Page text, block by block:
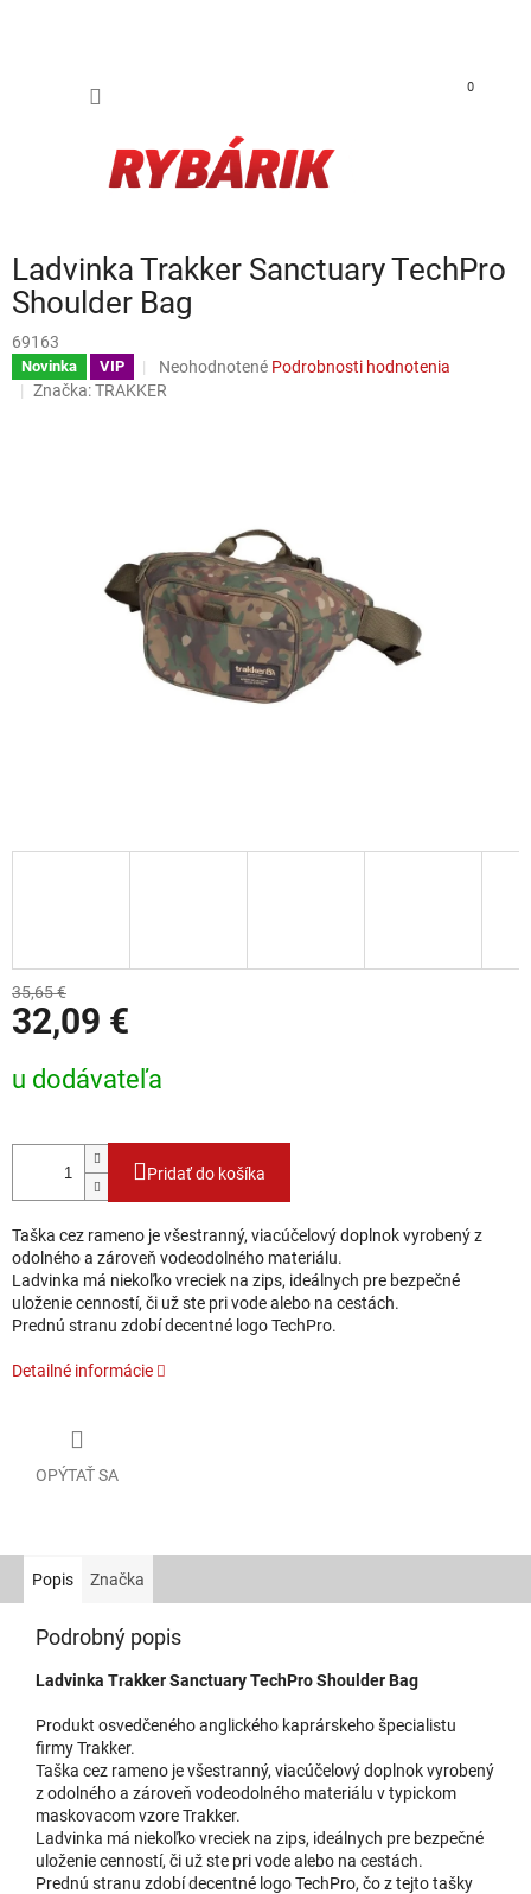
0
Ladvinka Trakker Sanctuary TechPro
Shoulder Bag
69163
Novinka VIP Priemerné hodnotenie produktu je 0,0 z 5
Neohodnotené Podrobnosti hodnotenia
Značka:TRAKKER
35,65 €
32,09 €
u dodávateľa
Pridať do košíka
Taška cez rameno je všestranný, viacúčelový doplnok vyrobený z
odolného a zároveň vodeodolného materiálu.
Ladvinka má niekoľko vreciek na zips, ideálnych pre bezpečné
uloženie cenností, či už ste pri vode alebo na cestách.
Prednú stranu zdobí decentné logo TechPro.
Detailné informácie
OPÝTAŤ SA
Popis Značka
Podrobný popis
Ladvinka Trakker Sanctuary TechPro Shoulder Bag
Produkt osvedčeného anglického kaprárskeho špecialistu
firmy Trakker.
Taška cez rameno je všestranný, viacúčelový doplnok vyrobený
z odolného a zároveň vodeodolného materiálu v typickom
maskovacom vzore Trakker.
Ladvinka má niekoľko vreciek na zips, ideálnych pre bezpečné
uloženie cenností, či už ste pri vode alebo na cestách.
Prednú stranu zdobí decentné logo TechPro, čo z tejto tašky